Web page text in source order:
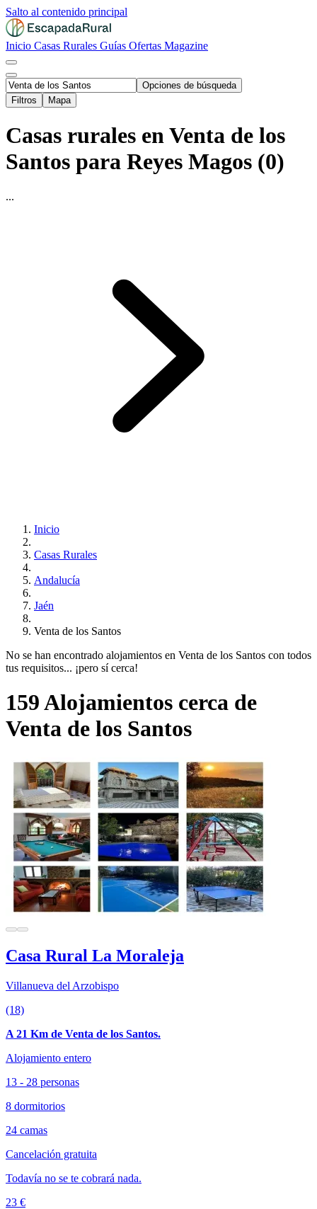
Salto al contenido principal
Inicio Casas Rurales Guías Ofertas Magazine
Opciones de búsqueda
Filtros
Mapa
Casas rurales en Venta de los
Santos para Reyes Magos (0)
...
Inicio
Casas Rurales
Andalucía
Jaén
Venta de los Santos
No se han encontrado alojamientos en Venta de los Santos con todos
tus requisitos... ¡pero sí cerca!
159 Alojamientos cerca de
Venta de los Santos
Casa Rural La Moraleja
Villanueva del Arzobispo
(18)
A 21 Km de Venta de los Santos.
Alojamiento entero
13 - 28 personas
8 dormitorios
24 camas
Cancelación gratuita
Todavía no se te cobrará nada.
23 €